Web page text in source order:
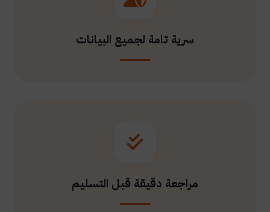
سرية تامة لجميع البيانات
مراجعة دقيقة قبل التسليم